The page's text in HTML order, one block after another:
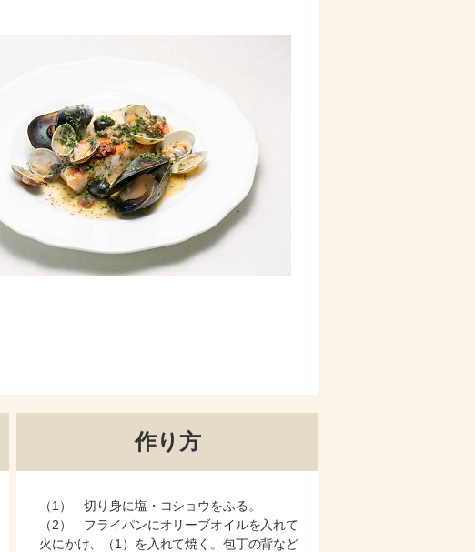
作り方
（1） 切り身に塩・コショウをふる。
（2） フライパンにオリーブオイルを入れて
火にかけ、（1）を入れて焼く。包丁の背など